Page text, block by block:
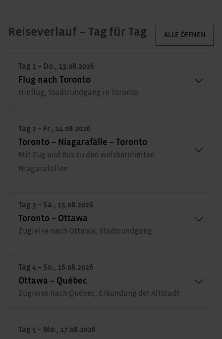
Reiseverlauf – Tag für Tag ALLE ÖFFNEN
Tag 1 – Do., 13.08.2026
Flug nach Toronto
Hinflug, Stadtrundgang in Toronto
Tag 2 – Fr., 14.08.2026
Toronto – Niagarafälle – Toronto
Mit Zug und Bus zu den weltberühmten
Niagarafällen
Tag 3 – Sa., 15.08.2026
Toronto – Ottawa
Zugreise nach Ottawa, Stadtrundgang
Tag 4 – So., 16.08.2026
Ottawa – Québec
Zugreise nach Québec, Erkundung der Altstadt
Tag 5 – Mo., 17.08.2026